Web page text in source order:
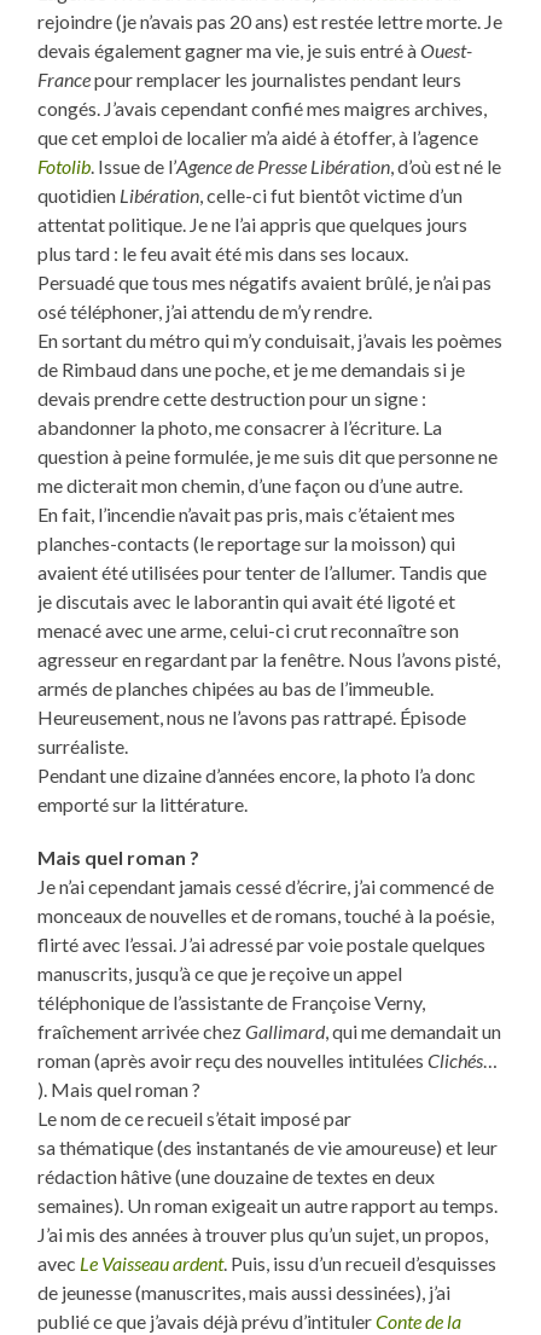
rejoindre (je n’avais pas 20 ans) est restée lettre morte. Je
devais également gagner ma vie, je suis entré àOuest-
Francepour remplacer les journalistes pendant leurs
congés. J’avais cependant confié mes maigres archives,
que cet emploi de localier m’a aidé à étoffer, à l’agence
Fotolib . Issue de l’Agence de Presse Libération , d’où est né le
quotidien Libération , celle-ci fut bientôt victime d’un
attentat politique. Je ne l’ai appris que quelques jours
plus tard : le feu avait été mis dans ses locaux.
Persuadé que tous mes négatifs avaient brûlé, je n’ai pas
osé téléphoner, j’ai attendu de m’y rendre.
En sortant du métro qui m’y conduisait, j’avais les poèmes
de Rimbaud dans une poche, et je me demandais si je
devais prendre cette destruction pour un signe :
abandonner la photo, me consacrer à l’écriture. La
question à peine formulée, je me suis dit que personne ne
me dicterait mon chemin, d’une façon ou d’une autre.
En fait, l’incendie n’avait pas pris, mais c’étaient mes
planches-contacts (le reportage sur la moisson) qui
avaient été utilisées pour tenter de l’allumer. Tandis que
je discutais avec le laborantin qui avait été ligoté et
menacé avec une arme, celui-ci crut reconnaître son
agresseur en regardant par la fenêtre. Nous l’avons pisté,
armés de planches chipées au bas de l’immeuble.
Heureusement, nous ne l’avons pas rattrapé. Épisode
surréaliste.
Pendant une dizaine d’années encore, la photo l’a donc
emporté sur la littérature.
Mais quel roman ?
Je n’ai cependant jamais cessé d’écrire, j’ai commencé de
monceaux de nouvelles et de romans, touché à la poésie,
flirté avec l’essai. J’ai adressé par voie postale quelques
manuscrits, jusqu’à ce que je reçoive un appel
téléphonique de l’assistante de Françoise Verny,
fraîchement arrivée chezGallimard, qui me demandait un
roman (après avoir reçu des nouvelles intituléesClichés
). Mais quel roman ?
Le nom de ce recueil s’était imposé par
sa thématique (des instantanés de vie amoureuse) et leur
rédaction hâtive (une douzaine de textes en deux
semaines). Un roman exigeait un autre rapport au temps.
J’ai mis des années à trouver plus qu’un sujet, un propos,
avec Le Vaisseau ardent. Puis, issu d’un recueil d’esquisses
de jeunesse (manuscrites, mais aussi dessinées), j’ai
publié ce que j’avais déjà prévu d’intitulerConte de la